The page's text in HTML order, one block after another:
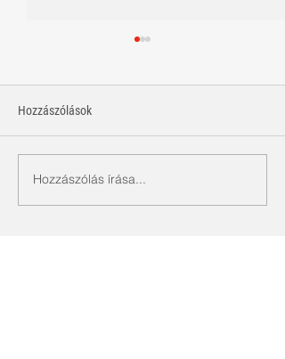
Tudd, hol a határ!
Hozzászólások
Hozzászólás írása...